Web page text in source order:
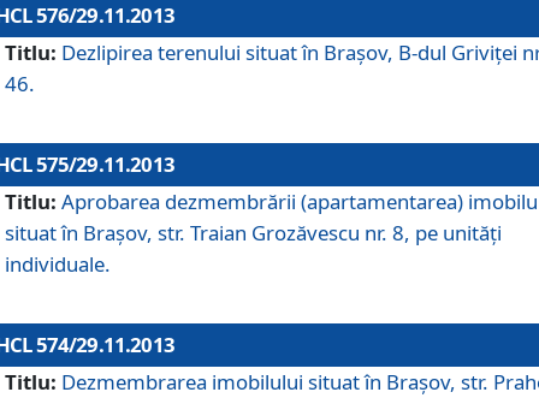
576/29.11.2013
Titlu: Dezlipirea terenului situat în Braşov, B-dul Griviţei
46.
575/29.11.2013
Titlu: Aprobarea dezmembrării (apartamentarea)
situat în Braşov, str. Traian Grozăvescu nr. 8, pe unităţi
individuale.
574/29.11.2013
Titlu: Dezmembrarea imobilului situat în Braşov, str.